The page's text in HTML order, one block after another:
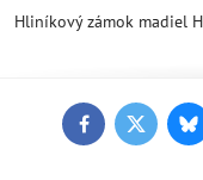
Hliníkový zámok madiel
FacebookTwitter